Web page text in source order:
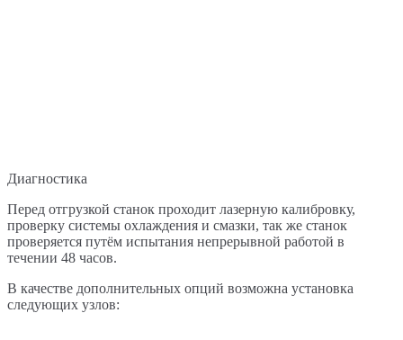
Диагностика
Перед отгрузкой станок проходит лазерную калибровку,
проверку системы охлаждения и смазки, так же станок
проверяется путём испытания непрерывной работой в
течении 48 часов.
В качестве дополнительных опций возможна установка
следующих узлов: